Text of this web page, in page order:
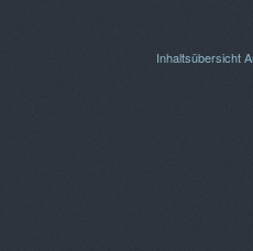
Inhaltsübersicht